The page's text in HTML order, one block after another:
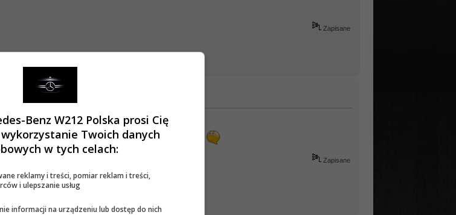
Zapisane
po górskich drogach ( dlatego przepał
)
chyba poniżej 5 l na 100 km . można uzyskać
Zapisane
Benz W212 Polska prosi Cię
Twoich danych
w tych celach:
reklamy i treści, pomiar reklam i treści,
i ulepszanie usług
informacji na urządzeniu lub dostęp do nich